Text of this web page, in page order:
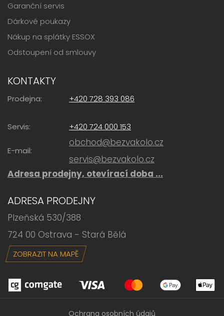
Garanční servis
Dárkové poukazy
Nákup na splátky ESSOX
Odstoupení od smlouvy
KONTAKTY
Prodejna: +420 728 393 086
Servis: +420 724 000 153
E-mail:
obchod@bezvakolo.cz
servis@bezvakolo.cz
Adresa prodejny, otevírací doba ...
ADRESA PRODEJNY
Plzeňská 530/388
724 00 Ostrava - Stará Bělá
ZOBRAZIT NA MAPĚ
Ochrana osobních údajů